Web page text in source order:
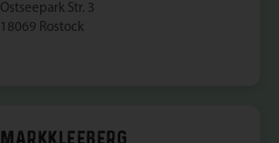
Ostseepark Str. 3
18069 Rostock
MARKKLEEBERG